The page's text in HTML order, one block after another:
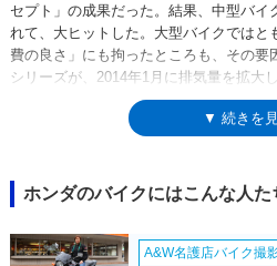
セプト」の成果だった。結果、中型バイ
れて、大ヒットした。大型バイクではと
費の良さ」にも拘ったところも、その要
シリーズが、2014年1月に排気量を拡大
は、NC750X（RC72）となった。
ク位置は収納ボックスとなっており、形
たモデルをラインナップし、それぞれに
LDも設定された。非DCT（マニュアルミ
は、ギアポジションの表示も追加された
載モデルに、ETC車載器とグリップヒー
▼ 続きを
ホンダのバイクにはこんな人
A&W名護店バイク撮